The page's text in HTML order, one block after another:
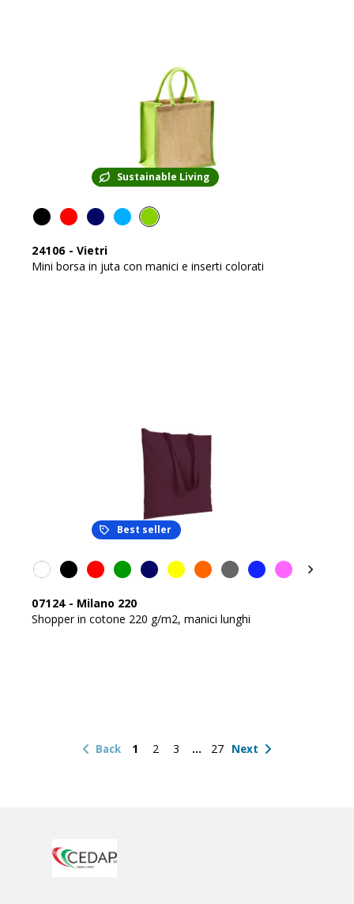
Sustainable Living
24106 - Vietri
Mini borsa in juta con manici e inserti colorati
Best seller
07124 - Milano 220
Shopper in cotone 220 g/m2, manici lunghi
Back 1 2 3 27 Next